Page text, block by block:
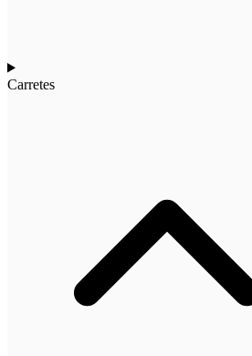
Carretes